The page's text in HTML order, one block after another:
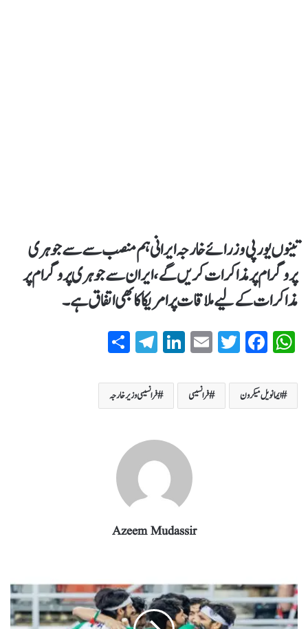
تینوں یورپی وزرائے خارجہ ایرانی ہم منصب سے سے جوہری
پروگرام پر مذاکرات کریں گے، ایران سے جوہری پروگرام پر
مذاکرات کے لیے ملاقات پر امریکا کا بھی اتفاق ہے۔
W
ts
A
Fa
bo
ok
T
tte
r
E
ail
Li
ed
In
T
eg
ra
re ایمانویل میکرون فرانسیسی فرانسیسی وزیر خارجہ
Azeem Mudassir